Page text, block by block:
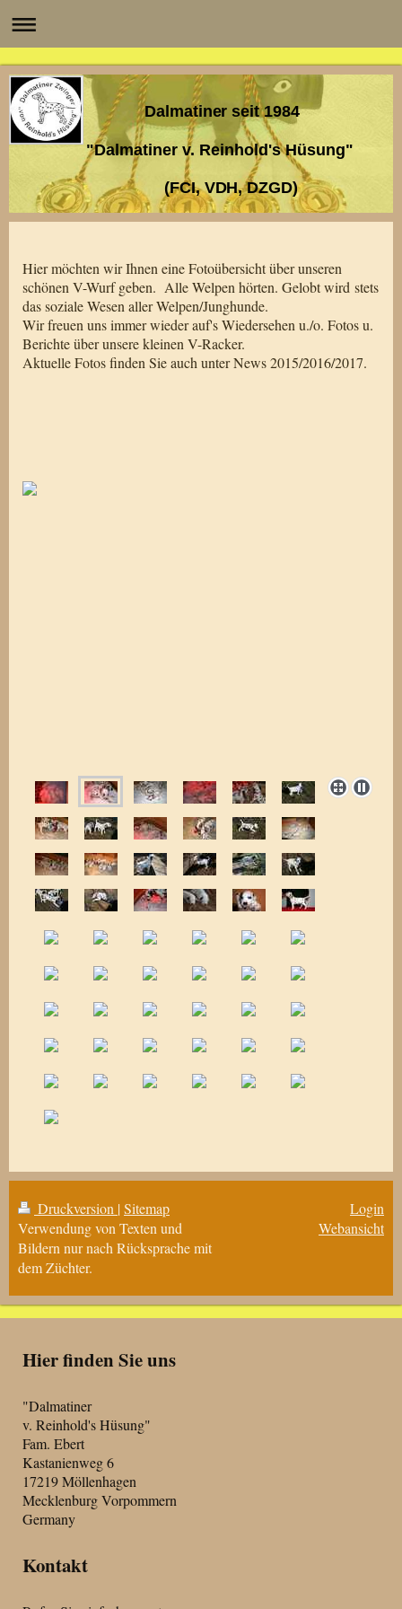
Dalmatiner seit 1984
"Dalmatiner v. Reinhold's Hüsung"
(FCI, VDH, DZGD)
Hier möchten wir Ihnen eine Fotoübersicht über unseren
schönen V-Wurf geben. Alle Welpen hörten. Gelobt wird stets
das soziale Wesen aller Welpen/Junghunde.
Wir freuen uns immer wieder auf's Wiedersehen u./o. Fotos u.
Berichte über unsere kleinen V-Racker.
Aktuelle Fotos finden Sie auch unter News 2015/2016/2017.
Druckversion |Sitemap
Verwendung von Texten und
Bildern nur nach Rücksprache mit
dem Züchter.
Login
Webansicht
Hier finden Sie uns
"Dalmatiner
v. Reinhold's Hüsung"
Fam. Ebert
Kastanienweg 6
17219 Möllenhagen
Mecklenburg Vorpommern
Germany
Kontakt